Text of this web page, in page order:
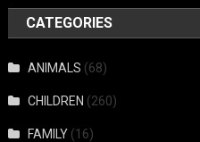
CATEGORIES
ANIMALS (68)
CHILDREN (260)
FAMILY (16)